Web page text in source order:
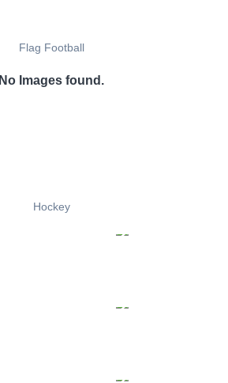
Flag Football
No Images found.
Hockey